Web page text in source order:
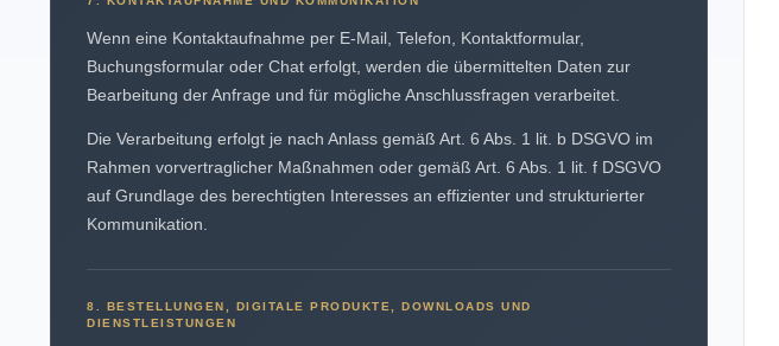
Wenn eine Kontaktaufnahme per E-Mail, Telefon, Kontaktformular,
Buchungsformular oder Chat erfolgt, werden die übermittelten Daten zur
Bearbeitung der Anfrage und für mögliche Anschlussfragen verarbeitet.
Die Verarbeitung erfolgt je nach Anlass gemäß Art. 6 Abs. 1 lit. b DSGVO im
Rahmen vorvertraglicher Maßnahmen oder gemäß Art. 6 Abs. 1 lit. f DSGVO
auf Grundlage des berechtigten Interesses an effizienter und strukturierter
Kommunikation.
8. BESTELLUNGEN, DIGITALE PRODUKTE, DOWNLOADS UND
DIENSTLEISTUNGEN